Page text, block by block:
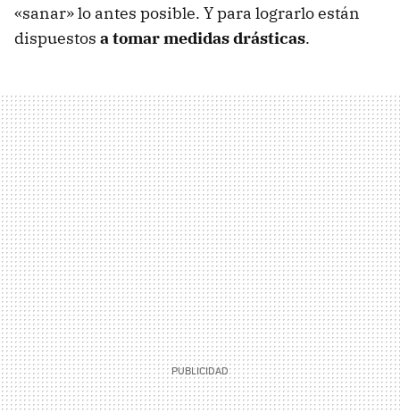
«sanar» lo antes posible. Y para lograrlo están
dispuestos a tomar medidas drásticas.